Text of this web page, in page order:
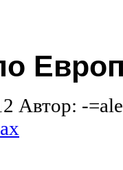
Автор: -